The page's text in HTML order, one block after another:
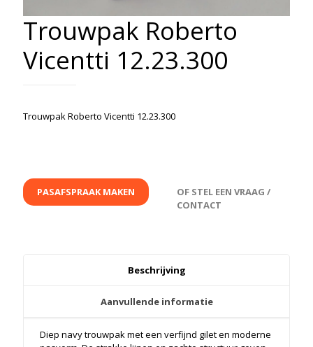
Trouwpak Roberto
Vicentti 12.23.300
Trouwpak Roberto Vicentti 12.23.300
PASAFSPRAAK MAKEN
OF STEL EEN VRAAG /
CONTACT
Beschrijving
Aanvullende informatie
Diep navy trouwpak met een verfijnd gilet en moderne